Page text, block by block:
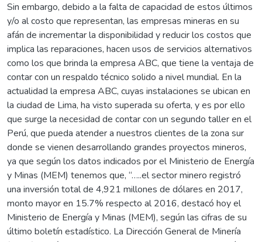
Sin embargo, debido a la falta de capacidad de estos últimos
y/o al costo que representan, las empresas mineras en su
afán de incrementar la disponibilidad y reducir los costos que
implica las reparaciones, hacen usos de servicios alternativos
como los que brinda la empresa ABC, que tiene la ventaja de
contar con un respaldo técnico solido a nivel mundial. En la
actualidad la empresa ABC, cuyas instalaciones se ubican en
la ciudad de Lima, ha visto superada su oferta, y es por ello
que surge la necesidad de contar con un segundo taller en el
Perú, que pueda atender a nuestros clientes de la zona sur
donde se vienen desarrollando grandes proyectos mineros,
ya que según los datos indicados por el Ministerio de Energía
y Minas (MEM) tenemos que, “…..el sector minero registró
una inversión total de 4,921 millones de dólares en 2017,
monto mayor en 15.7% respecto al 2016, destacó hoy el
Ministerio de Energía y Minas (MEM), según las cifras de su
último boletín estadístico. La Dirección General de Minería